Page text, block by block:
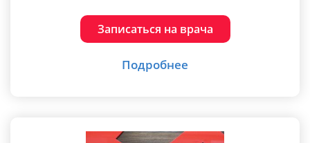
Записаться на врача
Подробнее